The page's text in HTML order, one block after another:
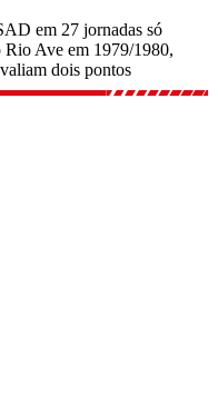
em 27 jornadas só
Rio Ave em 1979/1980,
dois pontos